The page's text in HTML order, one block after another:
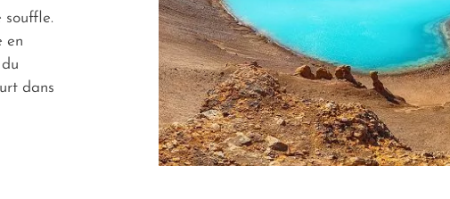
souffle.
en
dans